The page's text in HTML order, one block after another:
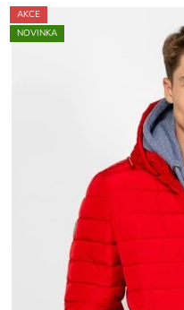
AKCE
NOVINKA